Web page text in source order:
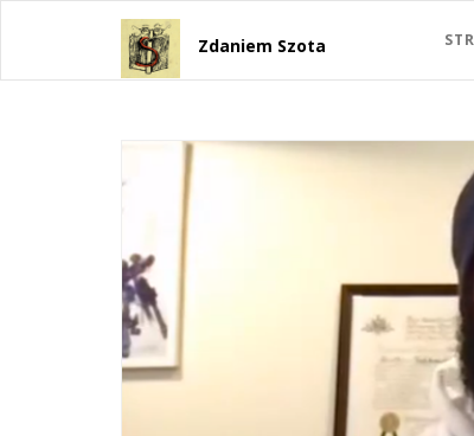
Zdaniem Szota